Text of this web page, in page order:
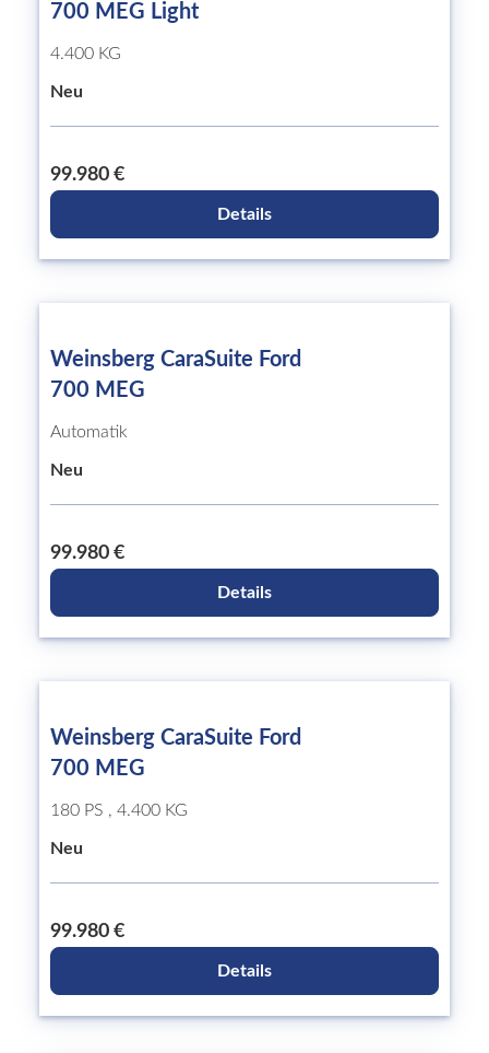
700 MEG Light
4.400 KG
Neu
99.980 €
Details
Weinsberg CaraSuite Ford
700 MEG
Automatik
Neu
99.980 €
Details
Weinsberg CaraSuite Ford
700 MEG
180 PS , 4.400 KG
Neu
99.980 €
Details